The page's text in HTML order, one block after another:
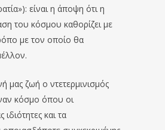
είναι η άποψη ότι η
του κόσμου καθορίζει με
με τον οποίο θα
μας ζωή ο ντετερμινισμός
κόσμο όπου οι
και τα